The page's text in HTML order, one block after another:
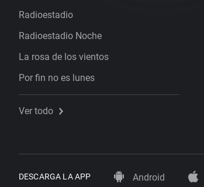
Radioestadio
Radioestadio Noche
La rosa de los vientos
Por fin no es lunes
Ver todo
DESCARGA LA APP Android